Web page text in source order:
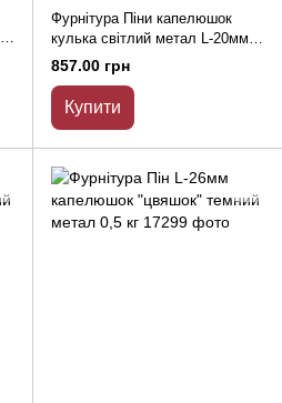
Фурнітура Піни капелюшок
кулька світлий метал L-20мм
250гр. 5000шт.
857.00 грн
Купити